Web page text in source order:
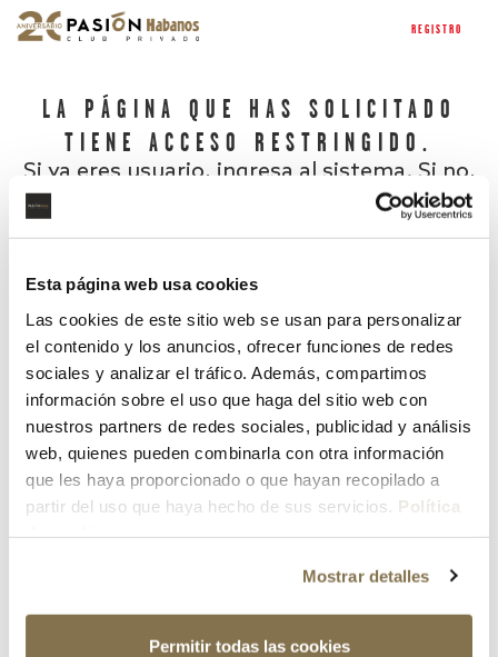
Esta página web usa cookies
Las cookies de este sitio web se usan para personalizar
el contenido y los anuncios, ofrecer funciones de redes
sociales y analizar el tráfico. Además, compartimos
información sobre el uso que haga del sitio web con
nuestros partners de redes sociales, publicidad y análisis
web, quienes pueden combinarla con otra información
que les haya proporcionado o que hayan recopilado a
partir del uso que haya hecho de sus servicios. Política
Mostrar detalles
Permitir todas las cookies
REGISTRO
LA PÁGINA QUE HAS SOLICITADO
TIENE ACCESO RESTRINGIDO.
Si ya eres usuario, ingresa al sistema. Si no,
¿Has olvidado tu contraseña?